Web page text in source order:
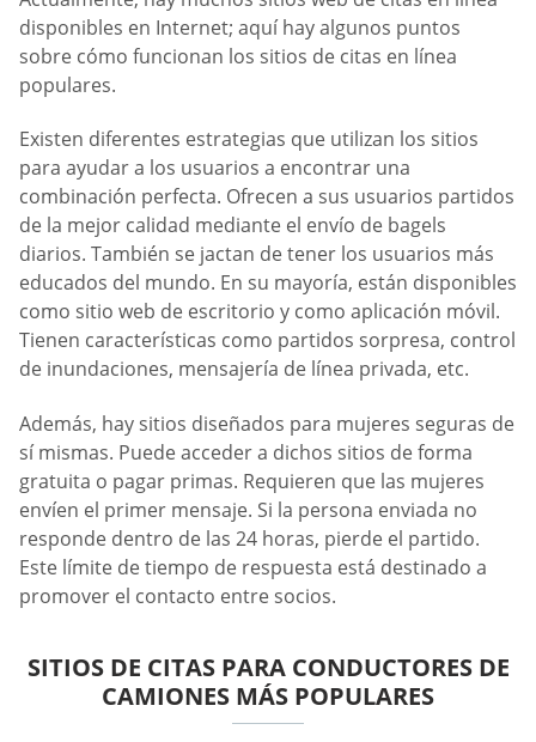
disponibles en Internet; aquí hay algunos puntos
sobre cómo funcionan los sitios de citas en línea
populares.
Existen diferentes estrategias que utilizan los sitios
para ayudar a los usuarios a encontrar una
combinación perfecta. Ofrecen a sus usuarios partidos
de la mejor calidad mediante el envío de bagels
diarios. También se jactan de tener los usuarios más
educados del mundo. En su mayoría, están disponibles
como sitio web de escritorio y como aplicación móvil.
Tienen características como partidos sorpresa, control
de inundaciones, mensajería de línea privada, etc.
Además, hay sitios diseñados para mujeres seguras de
sí mismas. Puede acceder a dichos sitios de forma
gratuita o pagar primas. Requieren que las mujeres
envíen el primer mensaje. Si la persona enviada no
responde dentro de las 24 horas, pierde el partido.
Este límite de tiempo de respuesta está destinado a
promover el contacto entre socios.
SITIOS DE CITAS PARA CONDUCTORES DE
CAMIONES MÁS POPULARES